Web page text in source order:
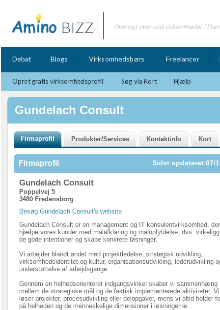
BIZZ Oversigt over små virksomheder i
Debat Blogs Virksomhedsbørs Freelancer
Opret gratis virksomhedsprofil Søg via Kort Hjælp
Gundelach Consult
Firmaprofil Sidst opdateret 07/
Gundelach Consult
Poppelvej 5
3480 Fredensborg
Besøg Gundelach Consult's website
Gundelach Consult er en management og IT konsulentvirksomhed, der
hjælpe vores kunder med målafklaring og målopfyldelse, dvs.
de gode intentioner og skabe konkrete løsninger.
Vi arbejder blandt andet med projektledelse, strategisk udvikling,
virksomhedsidentitet og kultur, organisationsudvikling, lederudvikling
understøttelse af arbejdsgange.
Gennem en helhedsorienteret indgangsvinkel skaber vi sammenhæng
mellem de strategiske mål og de faktisk implementerede aktiviteter. Vi
løser projekter, procesudvikling eller delopgaver, mens vi altid holder
på helheden og de menneskelige dimensioner i løsningerne.